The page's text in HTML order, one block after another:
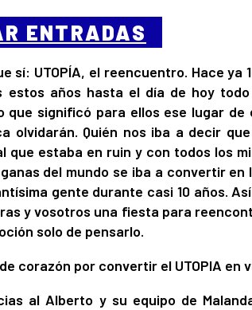
ENTRADAS
sí: UTOPÍA, el reencuentro. Hace ya
estos años hasta el día de hoy
que significó para ellos ese lugar
olvidarán. Quién nos iba a decir
que estaba en ruin y con todos los
del mundo se iba a convertir
gente durante casi 10 años.
y vosotros una fiesta para
solo de pensarlo.
corazón por convertir el UTOPIA en
al Alberto y su equipo de